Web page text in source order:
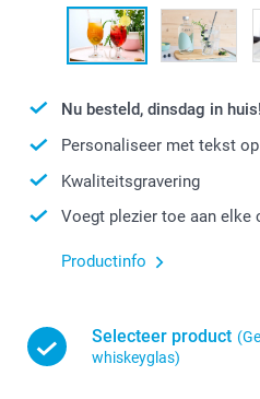
Nu besteld, dinsdag in huis!
Personaliseer met tekst
Kwaliteitsgravering
Voegt plezier toe aan elke
Productinfo
Selecteer product
whiskeyglas)